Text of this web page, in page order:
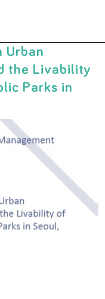
Urban
the Livability
Parks in